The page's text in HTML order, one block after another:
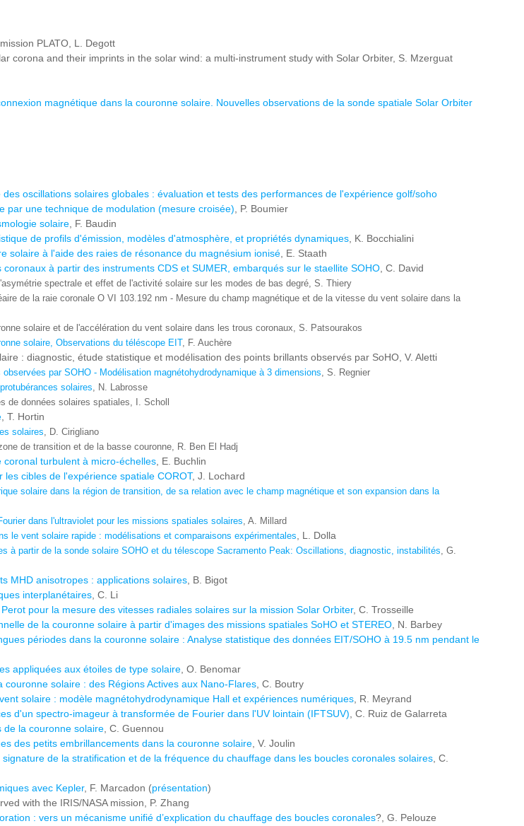
PLATO, L. Degott
corona and their imprints in the solar wind: a multi-instrument study with Solar Orbiter, S. Mzerguat
magnétique dans la couronne solaire. Nouvelles observations de la sonde spatiale Solar Orbiter
oscillations solaires globales : évaluation et tests des performances de l'expérience golf/soho
par une technique de modulation (mesure croisée) , P. Boumier
solaire , F. Baudin
de profils d'émission, modèles d'atmosphère, et propriétés dynamiques , K. Bocchialini
solaire à l'aide des raies de résonance du magnésium ionisé , E. Staath
à partir des instruments CDS et SUMER, embarqués sur le staellite SOHO , C. David
spectrale et effet de l'activité solaire sur les modes de bas degré, S. Thiery
de la raie coronale O VI 103.192 nm - Mesure du champ magnétique et de la vitesse du vent solaire dans la
solaire et de l'accélération du vent solaire dans les trous coronaux, S. Patsourakos
solaire, Observations du téléscope EIT, F. Auchère
: diagnostic, étude statistique et modélisation des points brillants observés par SoHO, V. Aletti
par SOHO - Modélisation magnétohydrodynamique à 3 dimensions, S. Regnier
solaires, N. Labrosse
de données solaires spatiales, I. Scholl
, T. Hortin
solaires, D. Cirigliano
de transition et de la basse couronne, R. Ben El Hadj
turbulent à micro-échelles , E. Buchlin
cibles de l'expérience spatiale COROT, J. Lochard
solaire dans la région de transition, de sa relation avec le champ magnétique et son expansion dans la
dans l'ultraviolet pour les missions spatiales solaires, A. Millard
le vent solaire rapide : modélisations et comparaisons expérimentales
, L. Dolla
à partir de la sonde solaire SOHO et du télescope Sacramento Peak: Oscillations, diagnostic, instabilités, G.
MHD anisotropes : applications solaires , B. Bigot
interplanétaires , C. Li
pour la mesure des vitesses radiales solaires sur la mission Solar Orbiter, C. Trosseille
de la couronne solaire à partir d'images des missions spatiales SoHO et STEREO , N. Barbey
périodes dans la couronne solaire : Analyse statistique des données EIT/SOHO à 19.5 nm pendant le
appliquées aux étoiles de type solaire , O. Benomar
solaire : des Régions Actives aux Nano-Flares , C. Boutry
solaire : modèle magnétohydrodynamique Hall et expériences numériques , R. Meyrand
d'un spectro-imageur à transformée de Fourier dans l'UV lointain (IFTSUV) , C. Ruiz de Galarreta
de la couronne solaire , C. Guennou
des petits embrillancements dans la couronne solaire , V. Joulin
de la stratification et de la fréquence du chauffage dans les boucles coronales solaires , C.
avec Kepler, F. Marcadon (présentation)
with the IRIS/NASA mission, P. Zhang
: vers un mécanisme unifié d’explication du chauffage des boucles coronales?, G. Pelouze